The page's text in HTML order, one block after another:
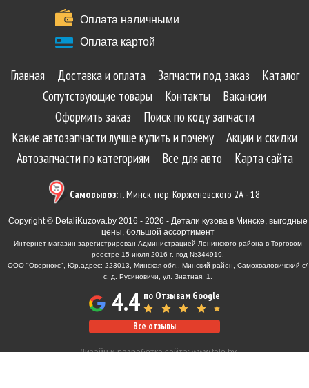
Оплата наличными
Оплата картой
Главная Доставка и оплата Запчасти под заказ
Каталог
Сопутствующие товары
Контакты
Вакансии
Оформить заказ
Поиск по коду запчасти
Какие автозапчасти лучше купить и почему
Акции и скидки
Автозапчасти по категориям
Все для авто Карта сайта
Самовывоз:г. Минск, пер. Корженевского 2А - 18
Copyright © DetaliKuzova.by 2016 - 2026 - Детали кузова в Минске, выгодные
цены, большой ассортимент
Интернет-магазин зарегистрирован Администрацией Ленинского района в Торговом
реестре 15 июля 2016 г. под №344919.
ООО "Овернокс", Юр.адрес: 223013, Минская обл., Минский район, Самохваловичский с/
с, д. Русиновичи, ул. Знатная, 1.
4.4 по Отзывам Google
Все отзывы
Дизайн и разработка сайта:www.tale.by